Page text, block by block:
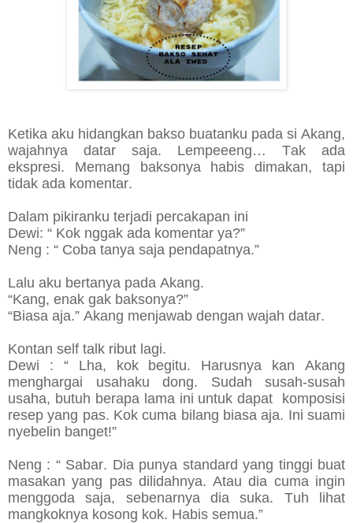
Ketika aku hidangkan bakso buatanku pada si Akang,
wajahnya datar saja. Lempeeeng… Tak ada
ekspresi. Memang baksonya habis dimakan, tapi
tidak ada komentar.
Dalam pikiranku terjadi percakapan ini
Dewi: “ Kok nggak ada komentar ya?”
Neng : “ Coba tanya saja pendapatnya.”
Lalu aku bertanya pada Akang.
“Kang, enak gak baksonya?”
“Biasa aja.” Akang menjawab dengan wajah datar.
Kontan self talk ribut lagi.
Dewi : “ Lha, kok begitu. Harusnya kan Akang
menghargai usahaku dong. Sudah susah-susah
usaha, butuh berapa lama ini untuk dapat komposisi
resep yang pas. Kok cuma bilang biasa aja. Ini suami
nyebelin banget!”
Neng : “ Sabar. Dia punya standard yang tinggi buat
masakan yang pas dilidahnya. Atau dia cuma ingin
menggoda saja, sebenarnya dia suka. Tuh lihat
mangkoknya kosong kok. Habis semua.”